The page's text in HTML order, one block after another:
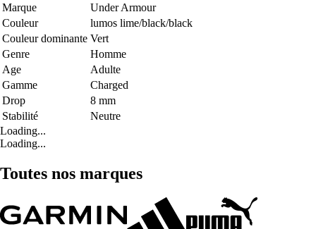
Marque
Under Armour
Couleur
lumos lime/black/black
Couleur dominante Vert
Genre
Homme
Age
Adulte
Gamme
Charged
Drop
8 mm
Stabilité
Neutre
Loading...
Loading...
Toutes nos marques